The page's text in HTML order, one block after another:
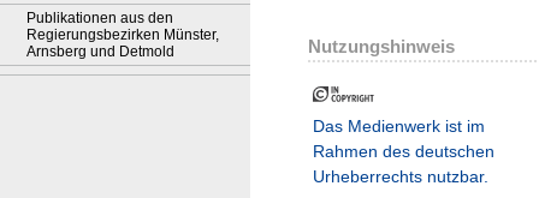
Publikationen aus den
Regierungsbezirken Münster,
Arnsberg und Detmold
Nutzungshinweis
Das Medienwerk ist im
Rahmen des deutschen
Urheberrechts nutzbar.